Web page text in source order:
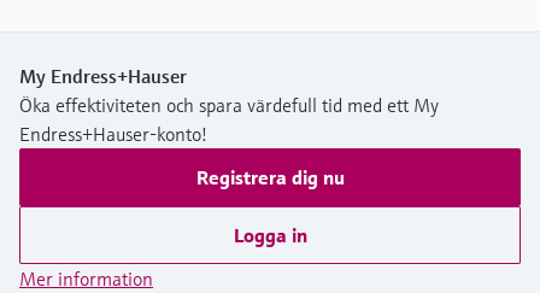
My Endress+Hauser
Öka effektiviteten och spara värdefull tid med ett My
Endress+Hauser-konto!
Registrera dig nu
Logga in
Mer information